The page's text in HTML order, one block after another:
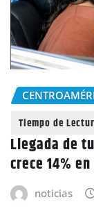
Llegada de
crece 14%
noticias